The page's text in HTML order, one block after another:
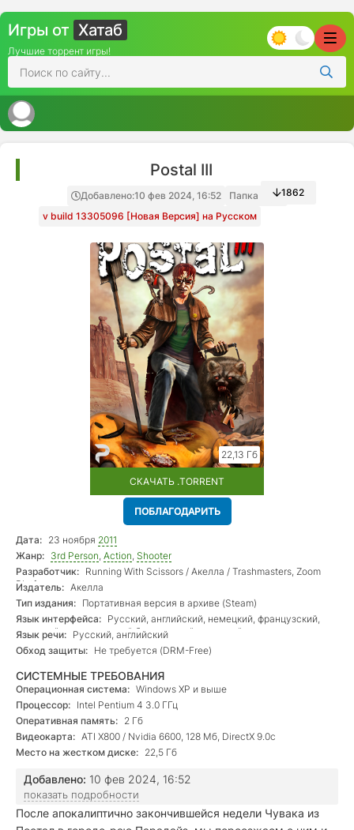
Игры от Хатаб
Лучшие торрент игры!
Postal III
Добавлено:10 фев 2024, 16:52
Папка игры
v build 13305096 [Новая Версия] на Русском
1862
22,13 Гб
СКАЧАТЬ .TORRENT
ПОБЛАГОДАРИТЬ
Дата: 23 ноября 2011
Жанр: 3rd Person, Action, Shooter
Разработчик: Running With Scissors / Акелла / Trashmasters, Zoom
Platform
Издатель: Акелла
Тип издания: Портативная версия в архиве (Steam)
Язык интерфейса: Русский, английский, немецкий, французский,
польский, португальский бразильский, японский
Язык речи: Русский, английский
Обход защиты: Не требуется (DRM-Free)
СИСТЕМНЫЕ ТРЕБОВАНИЯ
Операционная система: Windows XP и выше
Процессор: Intel Pentium 4 3.0 ГГц
Оперативная память: 2 Гб
Видеокарта: ATI X800 / Nvidia 6600, 128 Мб, DirectX 9.0с
Место на жестком диске: 22,5 Гб
Добавлено: 10 фев 2024, 16:52
показать подробности
После апокалиптично закончившейся недели Чувака из